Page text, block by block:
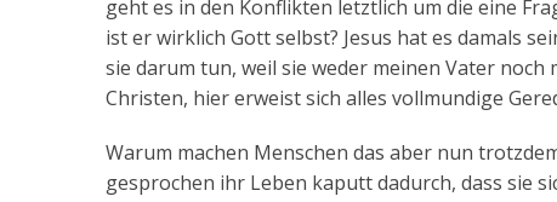
geht es in den Konflikten letztlich um die eine
ist er wirklich Gott selbst? Jesus hat es damals
sie darum tun, weil sie weder meinen Vater noch
Christen, hier erweist sich alles vollmundige
Warum machen Menschen das aber nun
gesprochen ihr Leben kaputt dadurch, dass sie